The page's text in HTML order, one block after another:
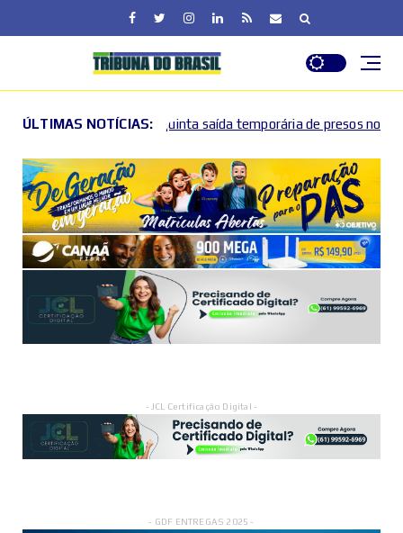
ÚLTIMAS NOTÍCIAS:
saída temporária de presos no DF 2026 Lactário do
- JCL Certificação Digital -
- GDF ENTREGAS 2025 -